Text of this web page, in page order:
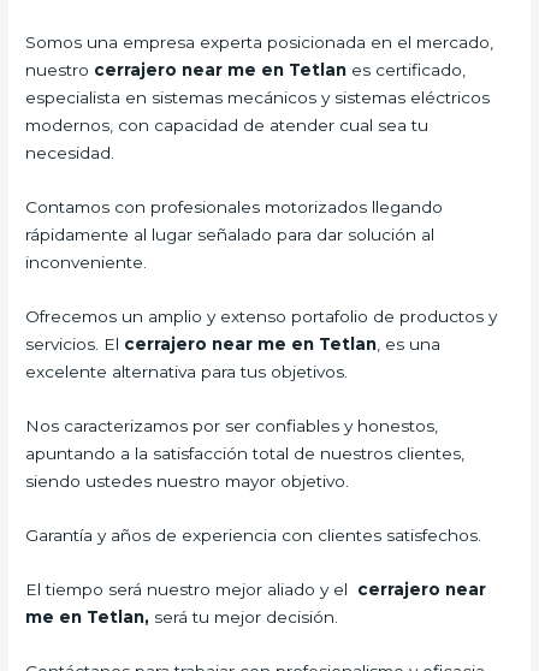
Somos una empresa experta posicionada en el mercado,
nuestro cerrajero near me en Tetlan es certificado,
especialista en sistemas mecánicos y sistemas eléctricos
modernos, con capacidad de atender cual sea tu
necesidad.
Contamos con profesionales motorizados llegando
rápidamente al lugar señalado para dar solución al
inconveniente.
Ofrecemos un amplio y extenso portafolio de productos y
servicios. El cerrajero near me en Tetlan , es una
excelente alternativa para tus objetivos.
Nos caracterizamos por ser confiables y honestos,
apuntando a la satisfacción total de nuestros clientes,
siendo ustedes nuestro mayor objetivo.
Garantía y años de experiencia con clientes satisfechos.
El tiempo será nuestro mejor aliado y el cerrajero near
me en Tetlan, será tu mejor decisión.